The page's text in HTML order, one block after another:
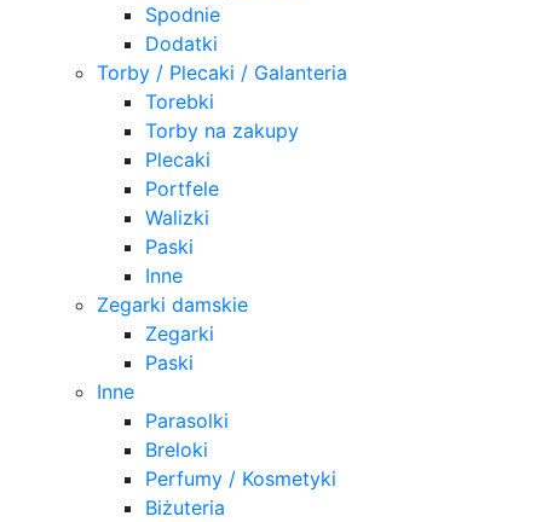
Spodnie
Dodatki
Torby / Plecaki / Galanteria
Torebki
Torby na zakupy
Plecaki
Portfele
Walizki
Paski
Inne
Zegarki damskie
Zegarki
Paski
Inne
Parasolki
Breloki
Perfumy / Kosmetyki
Biżuteria